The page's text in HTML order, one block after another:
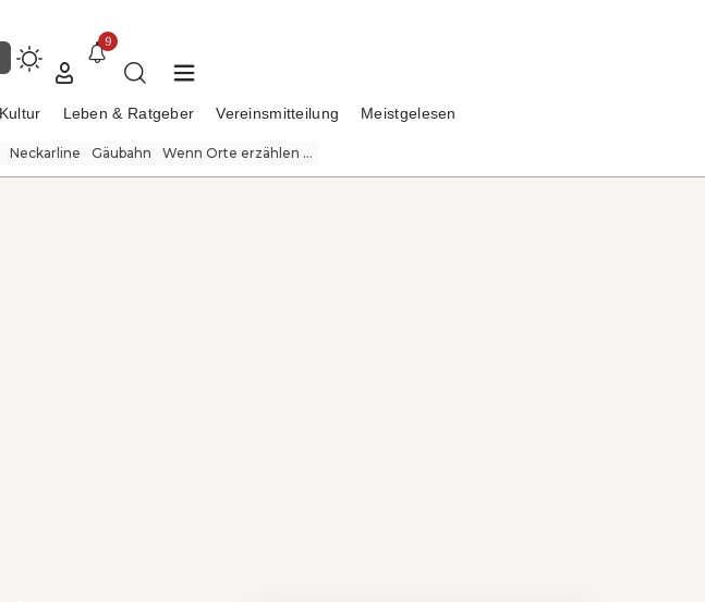
9
Kultur Leben & Ratgeber Vereinsmitteilung Meistgelesen
Neckarline Gäubahn Wenn Orte erzählen ...